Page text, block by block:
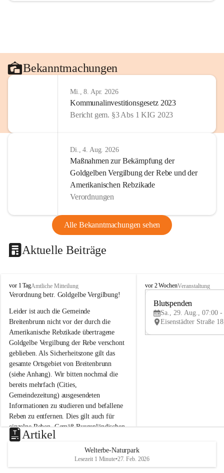
Bekanntmachungen
Mi., 8. Apr. 2026
Kommunalinvestitionsgesetz 2023
Bericht gem. §3 Abs 1 KIG 2023
Di., 4. Aug. 2026
Maßnahmen zur Bekämpfung der
Goldgelben Vergilbung der Rebe und der
Amerikanischen Rebzikade
Verordnungen
Alle Bekanntmachungen sehen
Aktuelle Beiträge
B
r
i
t
e
n
b
r
u
n
n
a
m
N
e
u
s
d
vor 1 TagAmtliche Mitteilung
Verordnung betr. Goldgelbe Vergilbung!
Leider ist auch die Gemeinde
Breitenbrunn nicht vor der durch die
Amerikanische Rebzikade übertragene
Goldgelbe Vergilbung der Rebe verschont
geblieben. Als Sicherheitszone gilt das
gesamte Ortsgebiet von Breitenbrunn
(siehe Anhang). Wir bitten nochmal die
bereits mehrfach (Cities,
Gemeindezeitung) ausgesendeten
Informationen zu studieren und befallene
Reben zu entfernen. Dies gilt auch für
einzelne Reben. Gemäß Burgenländischen
Weinbaugesetz sind nicht gepflegte oder
unzulässige Weingärten zu roden! Bitte
helfen wir zusammen um unsere Winzer
vor den prognostizierten Ernteausfällen
B
e
u
e
d
vor 2 WochenVeranstaltung
Blutspenden
Sa., 29. Aug., 07:00 -
Artikel
Welterbe-Naturpark
Lesezeit 1 Minute•27. Feb. 2026